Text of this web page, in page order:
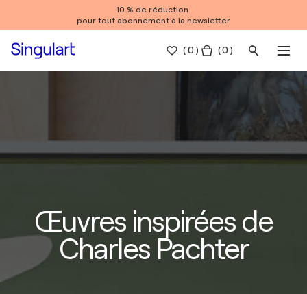
10 % de réduction
pour tout abonnement à la newsletter
(0 ) ( 0 )
Œuvres inspirées de
Charles Pachter